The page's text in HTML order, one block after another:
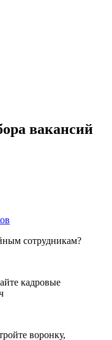
вакансий
сотрудникам?
кадровые
воронку,